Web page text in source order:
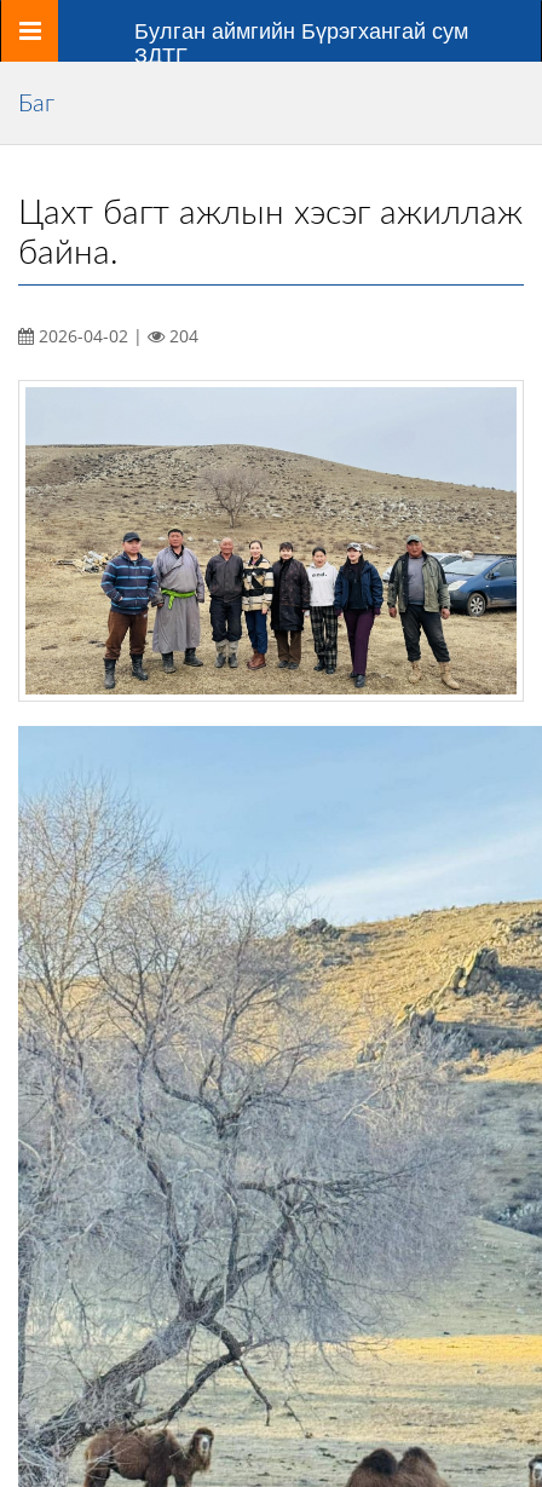
Цэс
Булган аймгийн Бүрэгхангай сум
ЗДТГ
Баг
Цахт багт ажлын хэсэг ажиллаж
байна.
2026-04-02 | 204